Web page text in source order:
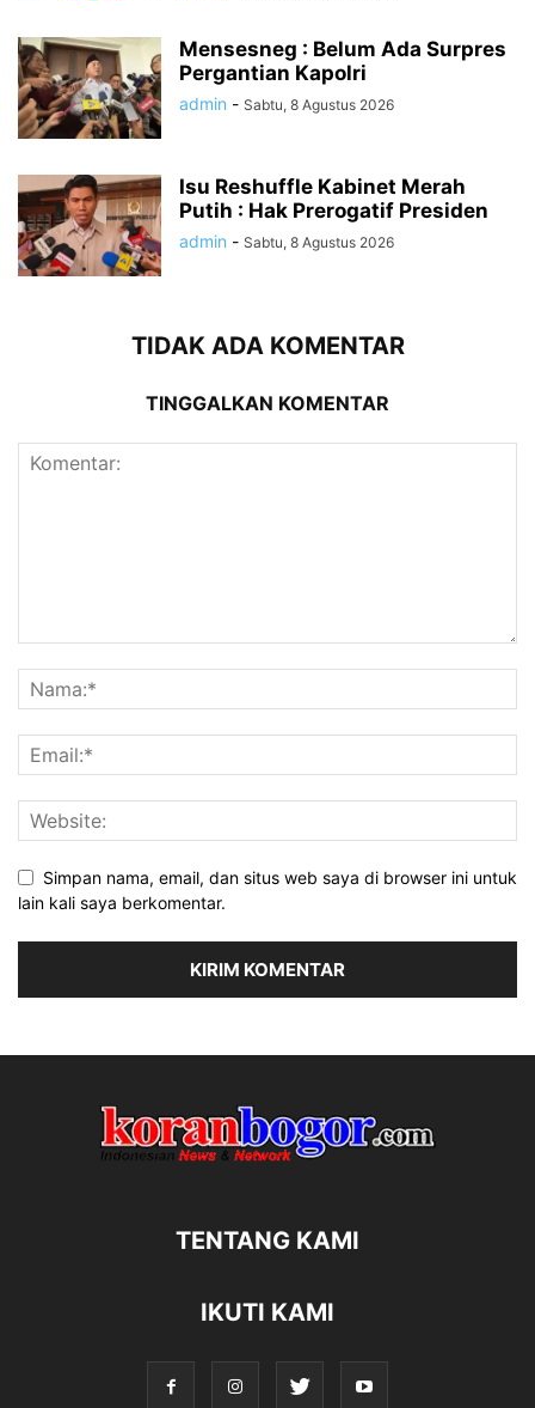
Mensesneg : Belum Ada Surpres
Pergantian Kapolri
admin - Sabtu, 8 Agustus 2026
Isu Reshuffle Kabinet Merah
Putih : Hak Prerogatif Presiden
admin - Sabtu, 8 Agustus 2026
TIDAK ADA KOMENTAR
TINGGALKAN KOMENTAR
Simpan nama, email, dan situs web saya di browser ini untuk
lain kali saya berkomentar.
TENTANG KAMI
IKUTI KAMI